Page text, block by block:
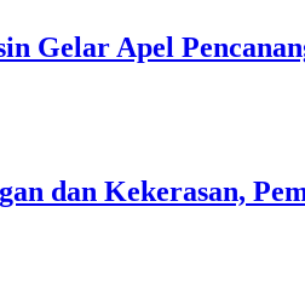
Gelar Apel
dan Kekerasan,